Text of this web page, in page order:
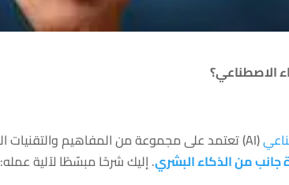
الاصطناعي؟
(AI) تعتمد على مجموعة من المفاهيم والتقنيات التي تمكّن الآلة من
جانب من الذكاء البشري. إليك شرحًا مبسّطًا لآلية عمله: